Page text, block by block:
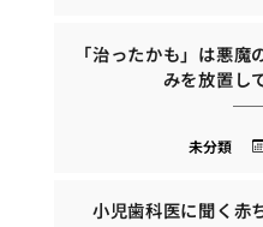
「治ったかも」は悪
みを放置し
未分類
小児歯科医に聞く赤